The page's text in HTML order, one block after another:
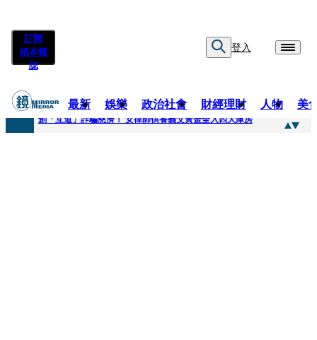
訂閱
紙本雜
誌
登入
最新 娛樂 政治社會 財經理財 人物 美
快訊
創「互道」詐騙慈濟！ 女律師供養義父黃金全入四大庫房